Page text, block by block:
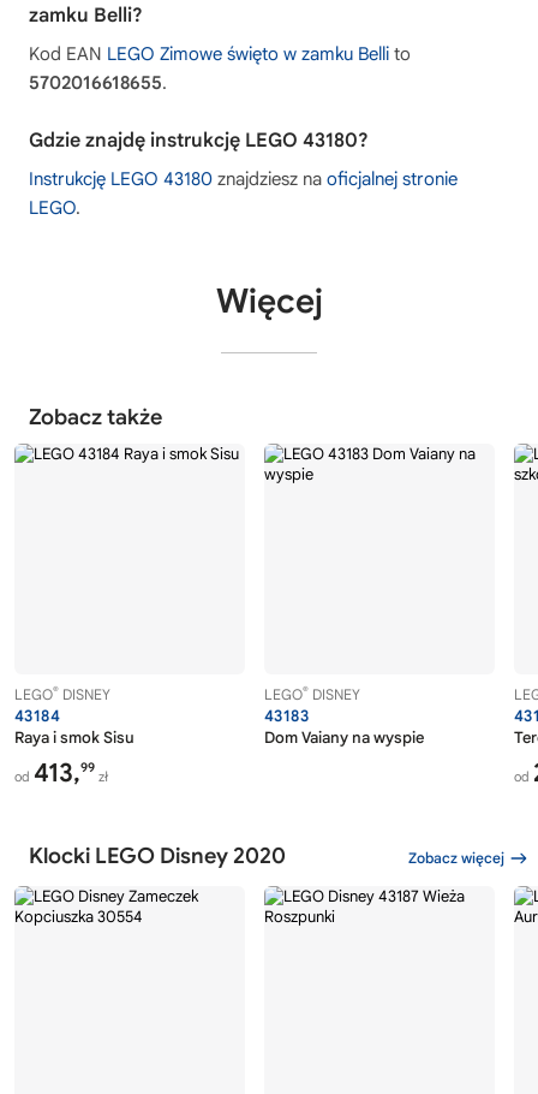
zamku Belli?
Kod EAN LEGO Zimowe święto w zamku Belli to
5702016618655.
Gdzie znajdę instrukcję LEGO 43180?
Instrukcję LEGO 43180 znajdziesz na oficjalnej stronie
LEGO.
Więcej
Zobacz także
LEGO® DISNEY
43184
Raya i smok Sisu
od 413,99
zł
LEGO® DISNEY
43183
Dom Vaiany na wyspie
od
Klocki LEGO Disney 2020 Zobacz więcej